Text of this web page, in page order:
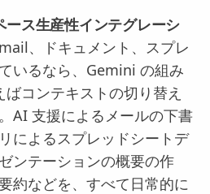
ス生産性インテグレーシ
、ドキュメント、スプレ
いるなら、Gemini の組み
コンテキストの切り替え
AI 支援によるメールの下書
によるスプレッドシートデ
ンテーションの概要の作
約などを、すべて日常的に